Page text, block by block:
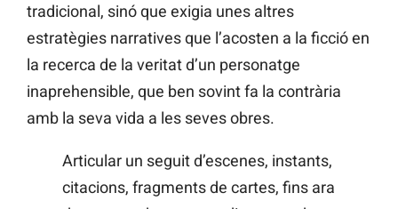
tradicional, sinó que exigia unes altres
estratègies narratives que l’acosten a la ficció en
la recerca de la veritat d’un personatge
inaprehensible, que ben sovint fa la contrària
amb la seva vida a les seves obres.
Articular un seguit d’escenes, instants,
citacions, fragments de cartes, fins ara